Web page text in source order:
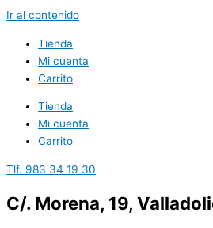
Ir al contenido
Tienda
Mi cuenta
Carrito
Tienda
Mi cuenta
Carrito
Tlf. 983 34 19 30
C/. Morena, 19,